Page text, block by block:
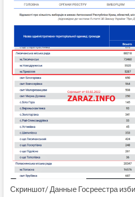
Скриншот/ Данные Госреестра